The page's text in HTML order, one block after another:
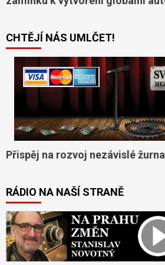
CHTĚJÍ NÁS UMLČET!
Přispěj na rozvoj nezávislé
RÁDIO NA NAŠÍ STRANĚ